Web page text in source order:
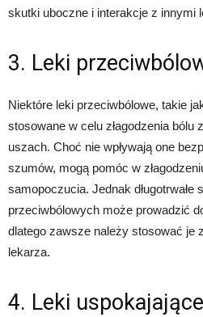
skutki uboczne i interakcje z innymi
3. Leki
Niektóre leki przeciwbólowe, takie
stosowane w celu złagodzenia bólu
uszach. Choć nie wpływają one
szumów, mogą pomóc w
samopoczucia. Jednak długotrwałe
przeciwbólowych może prowadzić
dlatego zawsze należy stosować je
lekarza.
4. Leki uspokajające